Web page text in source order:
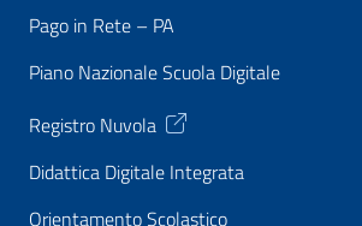
Pago in Rete – PA
Piano Nazionale Scuola Digitale
Registro Nuvola
Didattica Digitale Integrata
Orientamento Scolastico